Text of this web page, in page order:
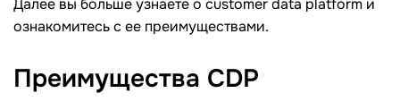
Далее вы больше узнаете о customer data platform и
ознакомитесь с ее преимуществами.
Преимущества CDР